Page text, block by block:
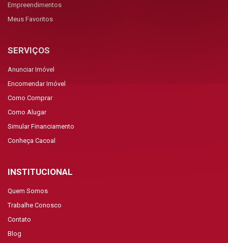
Empreendimentos
Meus Favoritos
SERVIÇOS
Anunciar Imóvel
Encomendar Imóvel
Como Comprar
Como Alugar
Simular Financiamento
Conheça Cacoal
INSTITUCIONAL
Quem Somos
Trabalhe Conosco
Contato
Blog